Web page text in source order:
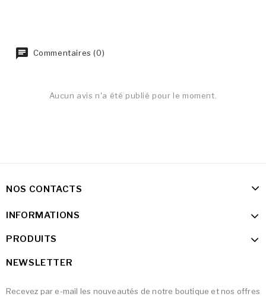
Commentaires (0)
Aucun avis n'a été publié pour le moment.
NOS CONTACTS
INFORMATIONS
PRODUITS
NEWSLETTER
Recevez par e-mail les nouveautés de notre boutique et nos offres